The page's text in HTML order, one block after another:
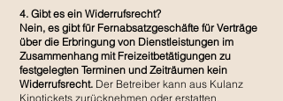
4. Gibt es ein Widerrufsrecht?
Nein, es gibt für Fernabsatzgeschäfte für Verträge
über die Erbringung von Dienstleistungen im
Zusammenhang mit Freizeitbetätigungen zu
festgelegten Terminen und Zeiträumen kein
Widerrufsrecht. Der Betreiber kann aus Kulanz
Kinotickets zurücknehmen oder erstatten,